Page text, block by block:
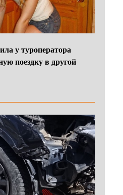
у туроператора
поездку в другой